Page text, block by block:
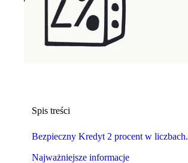
Spis treści
Bezpieczny Kredyt 2 procent w liczbach.
Najważniejsze informacje